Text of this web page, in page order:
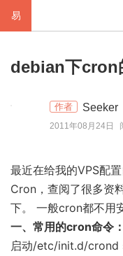
易
建
硬
debian下cron
作者 Seeker
2011年08月24日
最近在给我的VPS配
Cron，查阅了很多资
下。 一般cron都不用
一、常用的cron命令：
启动/etc/init.d/crond